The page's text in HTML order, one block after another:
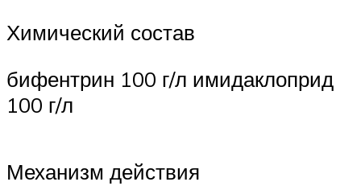
Химический состав
бифентрин 100 г/л имидаклоприд
100 г/л
Механизм действия